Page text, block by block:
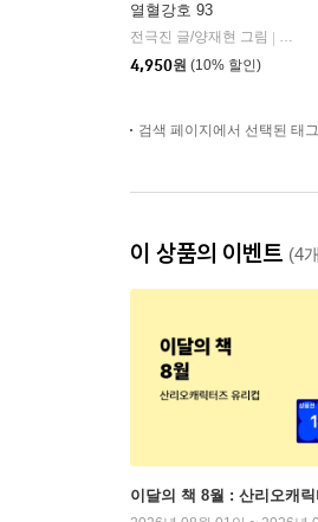
열혈강호 93
전극진 글/양재현 그림
대원
4,950원 (10% 할인)
검색 페이지에서 선택된 태
이 상품의 이벤트 (4
이달의 책 8월 : 산리오캐릭